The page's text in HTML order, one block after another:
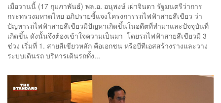
เมื่อวานนี้ (17 กุมภาพันธ์) พล.อ. อนุพงษ์ เผ่าจินดา รัฐมนตรีว่าการ
กระทรวงมหาดไทย อภิปรายชี้แจงโครงการรถไฟฟ้าสายสีเขียว ว่า
ปัญหารถไฟฟ้าสายสีเขียวมีปัญหาเกิดขึ้นในอดีตที่ทำมาและปัจจุบันที่
เกิดขึ้น ดังนั้นจึงต้องเข้าใจความเป็นมา โดยรถไฟฟ้าสายสีเขียวมี 3
ช่วง เริ่มที่ 1. สายสีเขียวหลัก คือเอกชน หรือบีทีเอสสร้างรางและวาง
ระบบเดินรถ บริหารเดินรถทั้ง...